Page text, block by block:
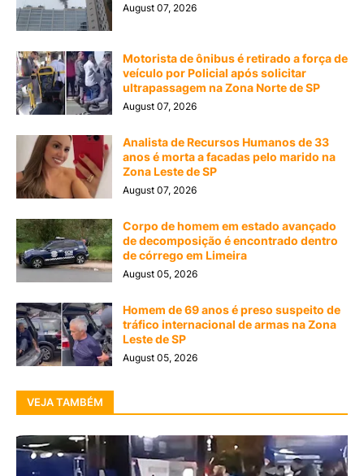
August 07, 2026
Motorista de ônibus é retirado a força de
veículo por Policial após solicitar
ultrapassagem na Zona Norte de SP
August 07, 2026
Analista de Recursos Humanos de 33
anos é morta a facadas pelo marido na
Zona Leste de SP
August 07, 2026
Corpo de homem em estado avançado
de decomposição é encontrado dentro
de córrego em Limeira
August 05, 2026
Homem de 69 anos é preso suspeito de
tráfico internacional de armas na Zona
Leste de SP
August 05, 2026
VEJA TAMBÉM